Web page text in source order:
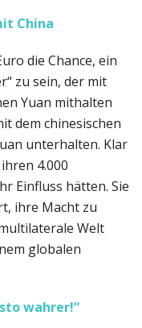
China
die Chance, ein
zu sein, der mit
Yuan mithalten
dem chinesischen
unterhalten. Klar
4.000
Einfluss hätten. Sie
ihre Macht zu
Welt
globalen
wahrer!“